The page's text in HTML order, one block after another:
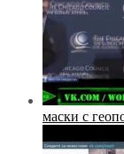
маски с